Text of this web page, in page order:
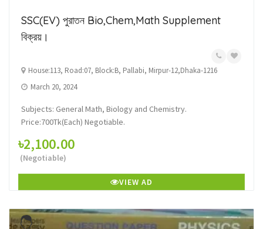
SSC(EV) পুরাতন Bio,Chem,Math Supplement
বিক্রয়।
House:113, Road:07, Block:B, Pallabi, Mirpur-12,Dhaka-1216
March 20, 2024
Subjects: General Math, Biology and Chemistry.
Price:700Tk(Each) Negotiable.
৳2,100.00
(Negotiable)
VIEW AD